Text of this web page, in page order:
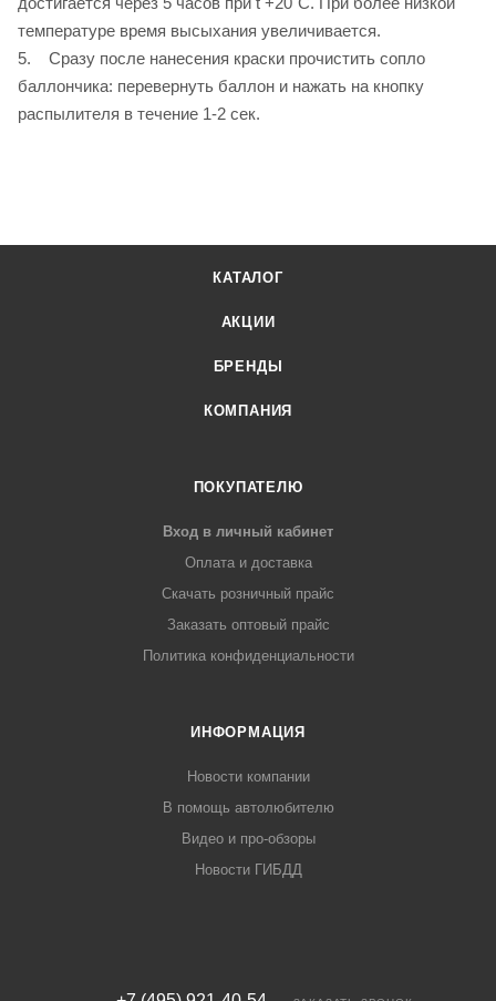
температуре время высыхания увеличивается.
5. Сразу после нанесения краски прочистить сопло
баллончика: перевернуть баллон и нажать на кнопку
распылителя в течение 1-2 сек.
КАТАЛОГ
АКЦИИ
БРЕНДЫ
КОМПАНИЯ
ПОКУПАТЕЛЮ
Вход в личный кабинет
Оплата и доставка
Скачать розничный прайс
Заказать оптовый прайс
Политика конфиденциальности
ИНФОРМАЦИЯ
Новости компании
В помощь автолюбителю
Видео и про-обзоры
Новости ГИБДД